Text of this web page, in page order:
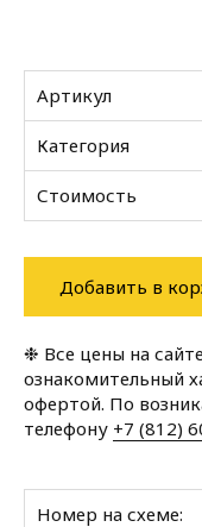
Артикул
Категория
Стоимость
Добавить в
❉ Все цены на
ознакомительный
офертой. По
телефону +7 (812)
Номер на схеме: